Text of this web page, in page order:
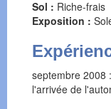
Sol : Riche-frais
Exposition :
septembre 2008
l'arrivée de